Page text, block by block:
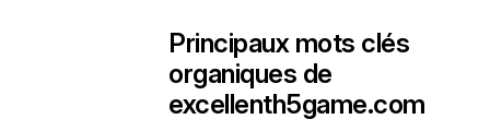
Principaux mots clés
organiques de
excellenth5game.com